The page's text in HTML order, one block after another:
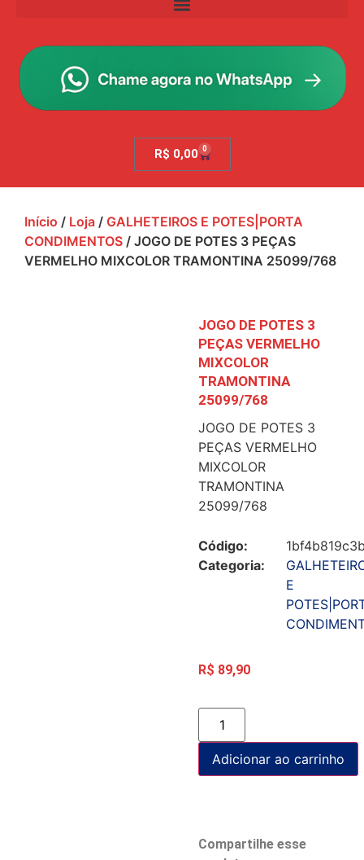
R$ 0,00 0
Início / Loja / GALHETEIROS E POTES|PORTA
CONDIMENTOS / JOGO DE POTES 3 PEÇAS
VERMELHO MIXCOLOR TRAMONTINA 25099/768
JOGO DE POTES 3
PEÇAS VERMELHO
MIXCOLOR
TRAMONTINA
25099/768
JOGO DE POTES 3
PEÇAS VERMELHO
MIXCOLOR
TRAMONTINA
25099/768
Código:
Categoria:
E
R$ 89,90
Adicionar ao carrinho
Compartilhe esse